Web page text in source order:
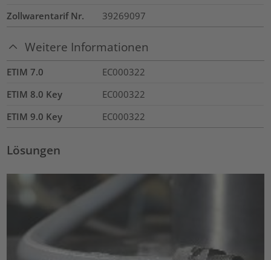
Zollwarentarif Nr. 39269097
Weitere Informationen
ETIM 7.0
EC000322
ETIM 8.0 Key
EC000322
ETIM 9.0 Key
EC000322
Lösungen